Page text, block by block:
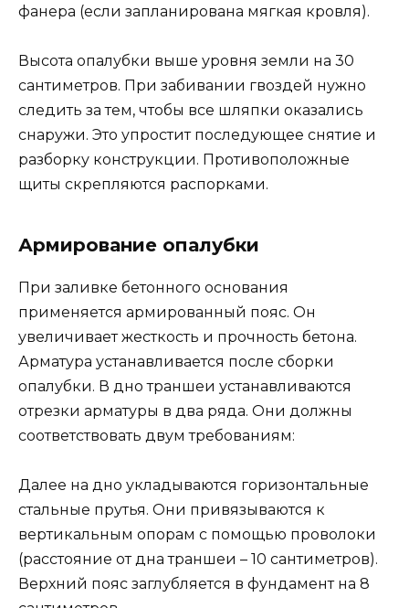
фанера (если запланирована мягкая кровля).
Высота опалубки выше уровня земли на 30
сантиметров. При забивании гвоздей нужно
следить за тем, чтобы все шляпки оказались
снаружи. Это упростит последующее снятие и
разборку конструкции. Противоположные
щиты скрепляются распорками.
Армирование опалубки
При заливке бетонного основания
применяется армированный пояс. Он
увеличивает жесткость и прочность бетона.
Арматура устанавливается после сборки
опалубки. В дно траншеи устанавливаются
отрезки арматуры в два ряда. Они должны
соответствовать двум требованиям:
Далее на дно укладываются горизонтальные
стальные прутья. Они привязываются к
вертикальным опорам с помощью проволоки
(расстояние от дна траншеи – 10 сантиметров).
Верхний пояс заглубляется в фундамент на 8